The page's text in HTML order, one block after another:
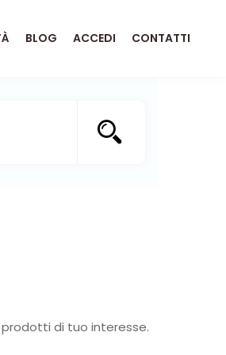
BLOG ACCEDI CONTATTI
di tuo interesse.